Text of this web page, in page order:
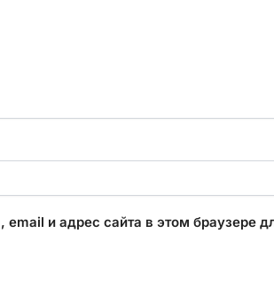
email и адрес сайта в этом браузере